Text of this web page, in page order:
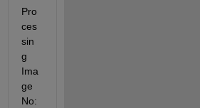
Pro
ces
sin
g
Ima
ge
No: